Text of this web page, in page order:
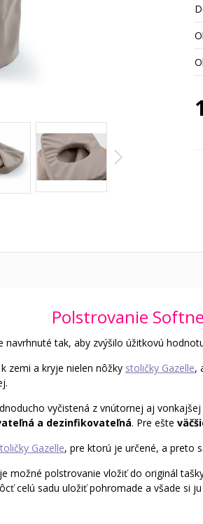
Polstrovanie
navrhnuté tak, aby zvýšilo úžitkovú
zemi a kryje nielen nôžky stoličky Gazelle,
vyčistená z vnútornej aj
a dezinfikovateľná. Pre ešte
Gazelle, pre ktorú je určené, a preto
možné polstrovanie vložiť do originál
celú sadu uložiť pohromade a všade si